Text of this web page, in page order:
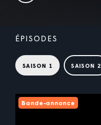
ÉPISODES
SAISON 1 SAISON 2
Bande-annonce